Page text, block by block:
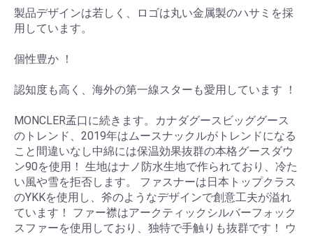
製品デザインは若しく、ロゴは丸い金属製のハサミを採
用しています。
個性豊か ！
認知度も高く、海外の第一線スターも愛用しています ！
MONCLER孟口に続きます。カナダグースビッググース
のトレンド、2019年はムースナックルがトレンドになる
こと間違いなし中綿には保温効果抜群の本格グースダウ
ン90を使用！ 生地はナノ防水生地で作られており、冷た
い風や雪を拒否します。 ファスナーは日本トップクラス
のYKKを使用し、斧のようなデザインで創意工夫が溢れ
ています！ ファー襟はアークティックシルバーフォック
スファーを使用しており、独特で手触りも抜群です！ ウ